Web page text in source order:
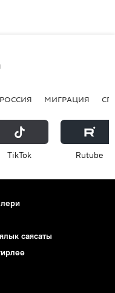
РОССИЯ МИГРАЦИЯ
ТikТоk Rutube
саясаты